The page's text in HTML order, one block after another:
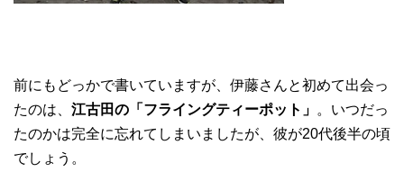
前にもどっかで書いていますが、伊藤さんと初めて出会っ
たのは、 江古田の「フライングティーポット」 。いつだっ
たのかは完全に忘れてしまいましたが、彼が20代後半の頃
でしょう。